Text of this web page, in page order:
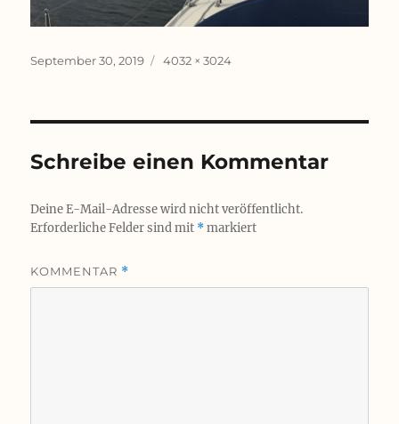
Veröffentlicht
September 30, 2019 Originalgröße
4032 × 3024
Schreibe einen Kommentar
Deine E-Mail-Adresse wird nicht veröffentlicht.
Erforderliche Felder sind mit *markiert
KOMMENTAR *